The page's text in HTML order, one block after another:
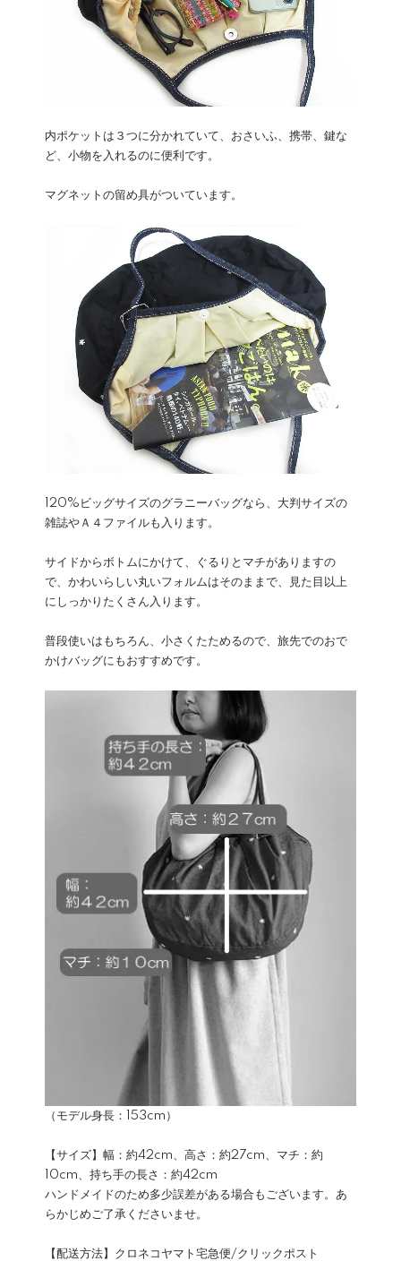
内ポケットは３つに分かれていて、おさいふ、携帯、鍵な
ど、小物を入れるのに便利です。
マグネットの留め具がついています。
120%ビッグサイズのグラニーバッグなら、大判サイズの
雑誌やＡ４ファイルも入ります。
サイドからボトムにかけて、ぐるりとマチがありますの
で、かわいらしい丸いフォルムはそのままで、見た目以上
にしっかりたくさん入ります。
普段使いはもちろん、小さくたためるので、旅先でのおで
かけバッグにもおすすめです。
（モデル身長：153cm）
【サイズ】幅：約42cm、高さ：約27cm、マチ：約
10cm、持ち手の長さ：約42cm
ハンドメイドのため多少誤差がある場合もございます。あ
らかじめご了承くださいませ。
【配送方法】クロネコヤマト宅急便/クリックポスト